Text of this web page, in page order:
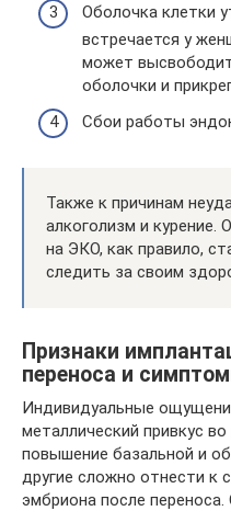
Оболочка клетки
встречается у
может
оболочки и
Сбои работы
Также к причинам
алкоголизм и
на ЭКО, как правило,
следить за своим
Признаки
переноса и
Индивидуальные
металлический привкус
повышение базальной и
другие сложно отнести к
эмбриона после